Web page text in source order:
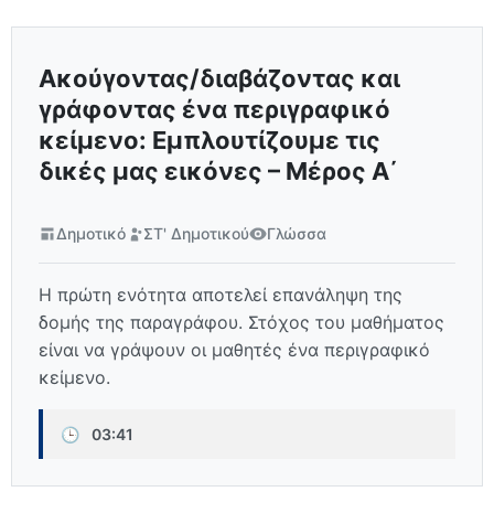
Ακούγοντας/διαβάζοντας και
γράφοντας ένα περιγραφικό
κείμενο: Εμπλουτίζουμε τις
δικές μας εικόνες – Μέρος Α΄
Δημοτικό ΣΤ' Δημοτικού Γλώσσα
Η πρώτη ενότητα αποτελεί επανάληψη της
δομής της παραγράφου. Στόχος του μαθήματος
είναι να γράψουν οι μαθητές ένα περιγραφικό
κείμενο.
🕒 03:41